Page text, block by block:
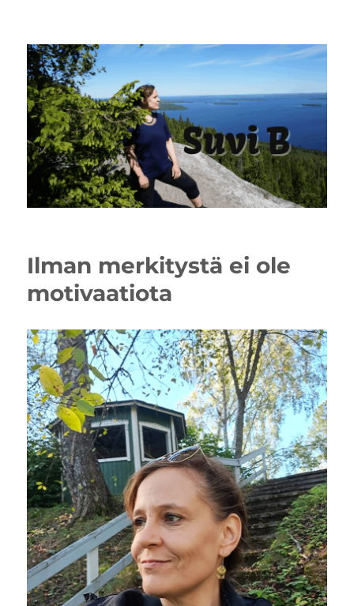
Ilman merkitystä ei ole
motivaatiota